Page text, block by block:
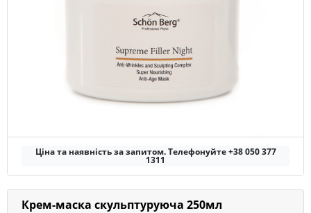
Ціна та наявність за запитом. Телефонуйте +38 050 377
1311
Крем-маска скульптуруюча 250мл